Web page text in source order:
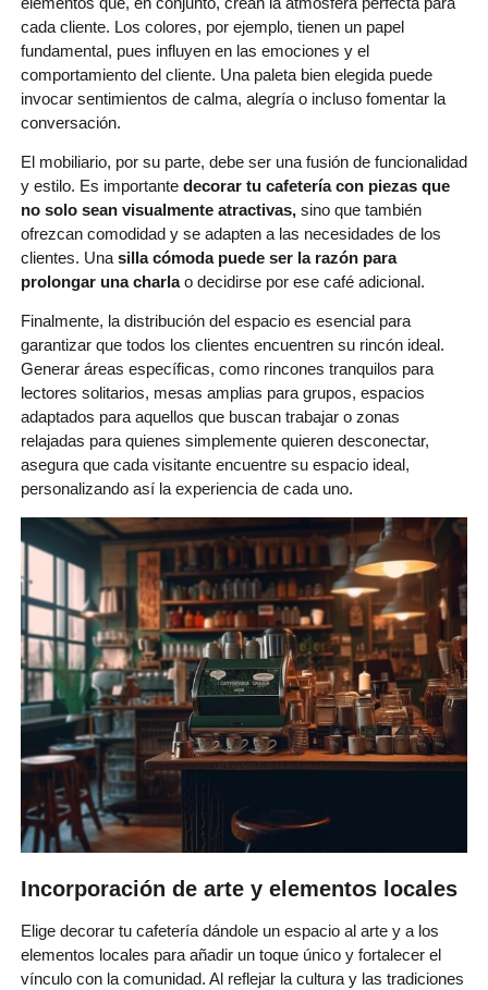
cada cliente. Los colores, por ejemplo, tienen un papel
fundamental, pues influyen en las emociones y el
comportamiento del cliente. Una paleta bien elegida puede
invocar sentimientos de calma, alegría o incluso fomentar la
conversación.
El mobiliario, por su parte, debe ser una fusión de funcionalidad
y estilo. Es importante decorar tu cafetería con piezas que
no solo sean visualmente atractivas,sino que también
ofrezcan comodidad y se adapten a las necesidades de los
clientes. Unasilla cómoda puede ser la razón para
prolongar una charlao decidirse por ese café adicional.
Finalmente, la distribución del espacio es esencial para
garantizar que todos los clientes encuentren su rincón ideal.
Generar áreas específicas, como rincones tranquilos para
lectores solitarios, mesas amplias para grupos, espacios
adaptados para aquellos que buscan trabajar o zonas
relajadas para quienes simplemente quieren desconectar,
asegura que cada visitante encuentre su espacio ideal,
personalizando así la experiencia de cada uno.
Incorporación de arte y elementos locales
Elige decorar tu cafetería dándole un espacio al arte y a los
elementos locales para añadir un toque único y fortalecer el
vínculo con la comunidad. Al reflejar la cultura y las tradiciones